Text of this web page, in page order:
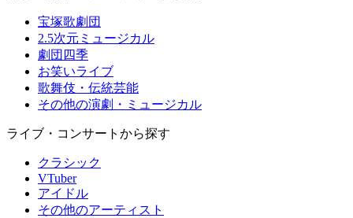
宝塚歌劇団
2.5次元ミュージカル
劇団四季
お笑いライブ
歌舞伎・伝統芸能
その他の演劇・ミュージカル
ライブ・コンサートから探す
クラシック
VTuber
アイドル
その他のアーティスト